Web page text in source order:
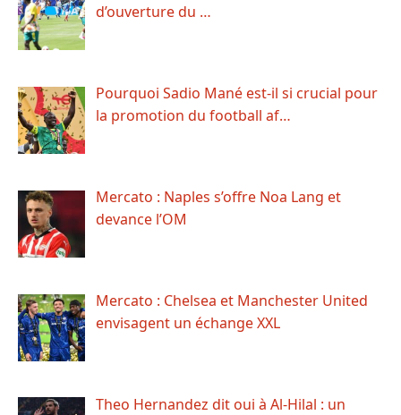
d’ouverture du …
Pourquoi Sadio Mané est-il si crucial pour
la promotion du football af…
Mercato : Naples s’offre Noa Lang et
devance l’OM
Mercato : Chelsea et Manchester United
envisagent un échange XXL
Theo Hernandez dit oui à Al-Hilal : un